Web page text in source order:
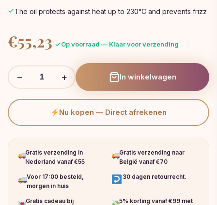
The oil protects against heat up to 230°C and prevents frizz
€55,23 Op voorraad — Klaar voor verzending
− + In winkelwagen
Nu kopen — Direct afrekenen
Gratis verzending in
Nederland vanaf €55
Gratis verzending naar
België vanaf €70
Voor 17:00 besteld,
morgen in huis
30 dagen retourrecht.
Gratis cadeau bij
5% korting vanaf €99 met